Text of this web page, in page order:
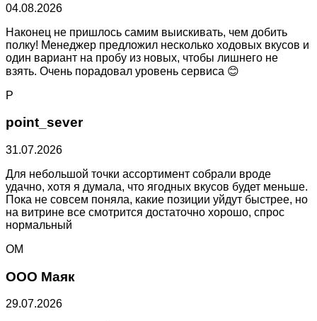
04.08.2026
Наконец не пришлось самим выискивать, чем добить
полку! Менеджер предложил несколько ходовых вкусов и
один вариант на пробу из новых, чтобы лишнего не
взять. Очень порадовал уровень сервиса 😊
P
point_sever
31.07.2026
Для небольшой точки ассортимент собрали вроде
удачно, хотя я думала, что ягодных вкусов будет меньше.
Пока не совсем поняла, какие позиции уйдут быстрее, но
на витрине все смотрится достаточно хорошо, спрос
нормальный
ОМ
ООО Маяк
29.07.2026